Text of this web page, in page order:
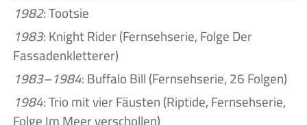
1982: Tootsie
1983: Knight Rider (Fernsehserie, Folge Der
Fassadenkletterer)
1983–1984: Buffalo Bill (Fernsehserie, 26 Folgen)
1984: Trio mit vier Fäusten (Riptide, Fernsehserie,